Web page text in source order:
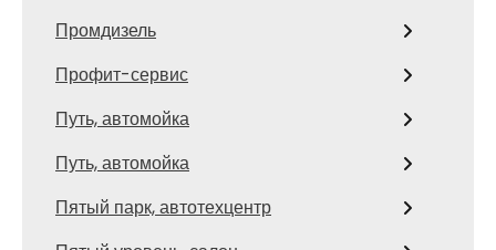
Промдизель
Профит-сервис
Путь, автомойка
Путь, автомойка
Пятый парк, автотехцентр